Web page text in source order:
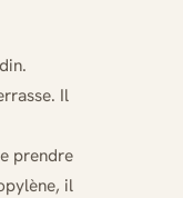
Il
prendre
il